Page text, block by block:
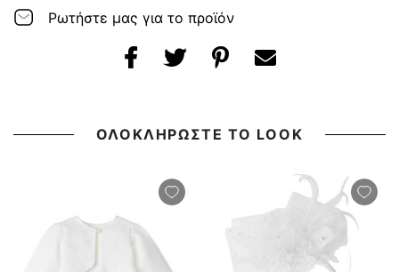
Ρωτήστε μας για το προϊόν
ΟΛΟΚΛΗΡΩΣΤΕ ΤΟ LOOK